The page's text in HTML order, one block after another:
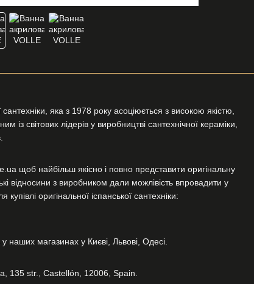
яка з 1978 року асоціюється з високою якістю,
світових лідерів у виробництві сантехнічної кераміки,
щоб найбільш якісно і повно представити оригінальну
відносини з виробником дали можлівість впровадити у
оригінальної іспанської сантехніки:
наших магазинах у Києві, Львові, Одесі.
135 str., Castellón, 12006, Spain.